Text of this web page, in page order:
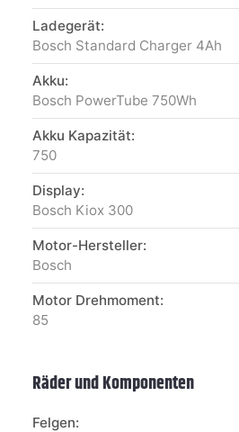
Ladegerät:
Bosch Standard Charger 4Ah
Akku:
Bosch PowerTube 750Wh
Akku Kapazität:
750
Display:
Bosch Kiox 300
Motor-Hersteller:
Bosch
Motor Drehmoment:
85
Räder und Komponenten
Felgen: